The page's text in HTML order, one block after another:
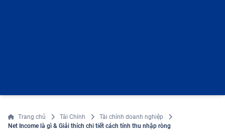
Trang chủ Tài Chính
Tài chính doanh nghiệp
Net Income là gì & Giải thích chi tiết cách tính thu nhập ròng